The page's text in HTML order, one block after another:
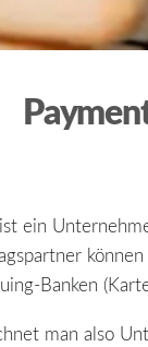
ein
Banken
man also